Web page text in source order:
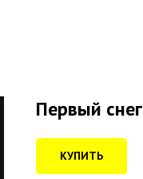
Первый снег
КУПИТЬ